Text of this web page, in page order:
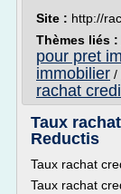
Site : http://
Thèmes liés :
pour pret
immobilier /
rachat
Taux
Reductis
Taux rachat
Taux rachat